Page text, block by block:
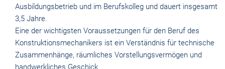
Ausbildungsbetrieb und im Berufskolleg und dauert insgesamt
3,5 Jahre.
Eine der wichtigsten Voraussetzungen für den Beruf des
Konstruktionsmechanikers ist ein Verständnis für technische
Zusammenhänge, räumliches Vorstellungsvermögen und
handwerkliches Geschick.